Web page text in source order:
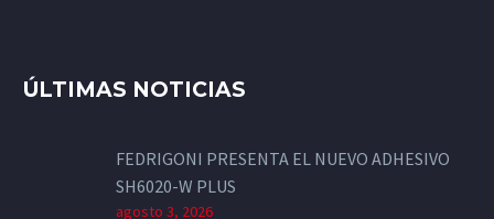
ÚLTIMAS NOTICIAS
FEDRIGONI PRESENTA EL NUEVO ADHESIVO
SH6020-W PLUS
agosto 3, 2026